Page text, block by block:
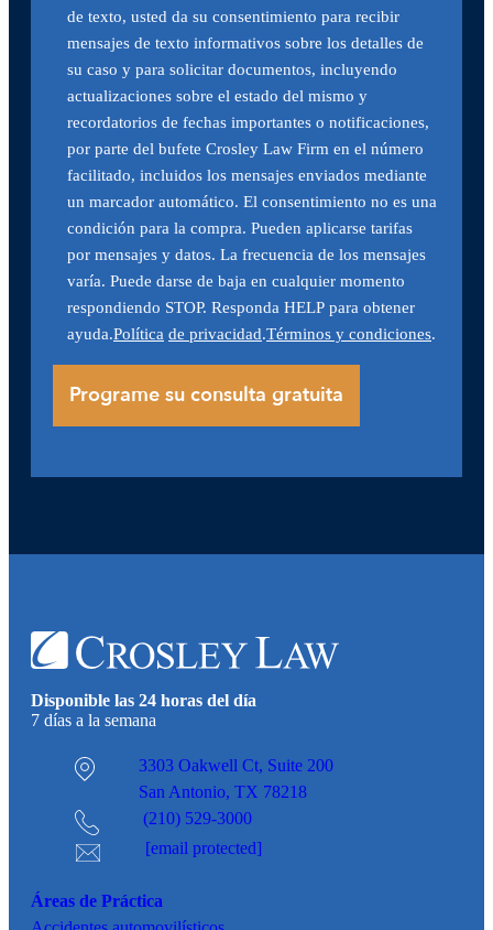
de texto, usted da su consentimiento para recibir
mensajes de texto informativos sobre los detalles de
su caso y para solicitar documentos, incluyendo
actualizaciones sobre el estado del mismo y
recordatorios de fechas importantes o notificaciones,
por parte del bufete Crosley Law Firm en el número
facilitado, incluidos los mensajes enviados mediante
un marcador automático. El consentimiento no es una
condición para la compra. Pueden aplicarse tarifas
por mensajes y datos. La frecuencia de los mensajes
varía. Puede darse de baja en cualquier momento
respondiendo STOP. Responda HELP para obtener
ayuda.Política de privacidad.Términos y condiciones.
Disponible las 24 horas del día
7 días a la semana
3303 Oakwell Ct, Suite 200
San Antonio, TX 78218
(210) 529-3000
[email protected]
Áreas de Práctica